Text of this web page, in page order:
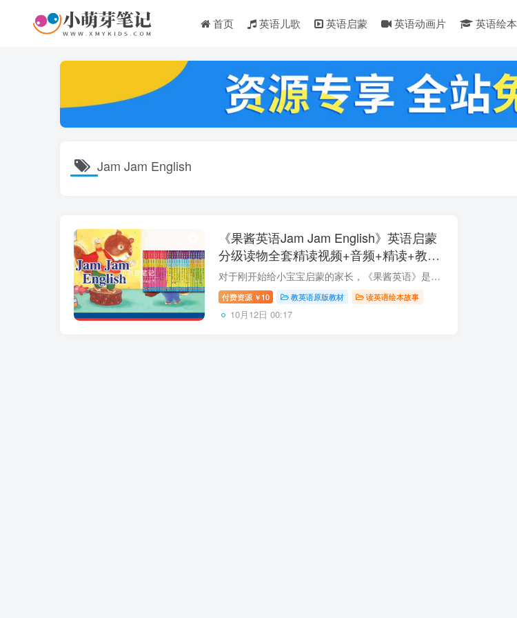
首页 英语儿歌 英语启蒙 英语动画片 英语绘本
Jam Jam English
《果酱英语Jam Jam English》英语启蒙
分级读物全套精读视频+音频+精读+教
案，百度云网盘下载！
对于刚开始给小宝宝启蒙的家长，《果酱英语》是非常合适的绘本候选。 给大家分享果酱英语的全套资源，包括绘本视频+音频+精读视频课+教案！果酱英语，全套30册，通过30个主题故事让孩子学会近60...
付费资源 ￥ 10 教英语原版教材 读英语绘本故事
10月12日 00:17